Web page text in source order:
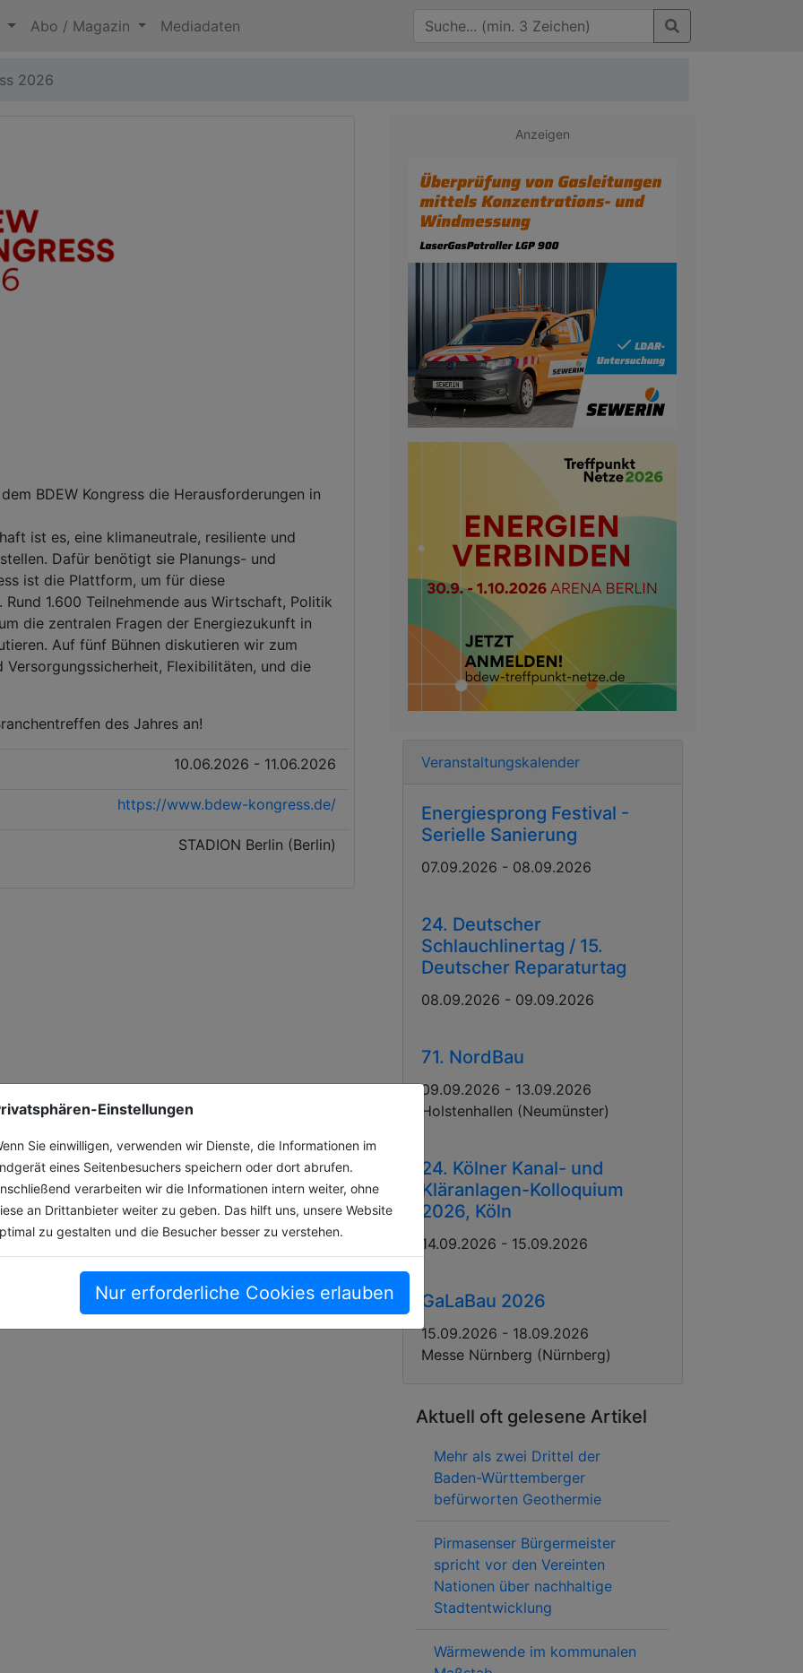
Abo / Magazin Mediadaten
Einstellungen
Sie einwilligen, verwenden wir Dienste, die Informationen im
eines Seitenbesuchers speichern oder dort abrufen.
verarbeiten wir die Informationen intern weiter, ohne
an Drittanbieter weiter zu geben. Das hilft uns, unsere Website
zu gestalten und die Besucher besser zu verstehen.
Nur erforderliche Cookies erlauben
2026
BDEW Kongress die Herausforderungen in
ist es, eine klimaneutrale, resiliente und
Dafür benötigt sie Planungs- und
ist die Plattform, um für diese
1.600 Teilnehmende aus Wirtschaft, Politik
die zentralen Fragen der Energiezukunft in
Auf fünf Bühnen diskutieren wir zum
Flexibilitäten, und die
des Jahres an!
10.06.2026 - 11.06.2026
https://www.bdew-kongress.de/
STADION Berlin (Berlin)
Anzeigen
Veranstaltungskalender
Energiesprong Festival -
Serielle Sanierung
07.09.2026 - 08.09.2026
24. Deutscher
Schlauchlinertag / 15.
Deutscher Reparaturtag
08.09.2026 - 09.09.2026
71. NordBau
09.09.2026 - 13.09.2026
Holstenhallen (Neumünster)
24. Kölner Kanal- und
Kläranlagen-Kolloquium
2026, Köln
14.09.2026 - 15.09.2026
GaLaBau 2026
15.09.2026 - 18.09.2026
Messe Nürnberg (Nürnberg)
Aktuell oft gelesene Artikel
Mehr als zwei Drittel der
Baden-Württemberger
befürworten Geothermie
Pirmasenser Bürgermeister
spricht vor den Vereinten
Nationen über nachhaltige
Stadtentwicklung
Wärmewende im kommunalen